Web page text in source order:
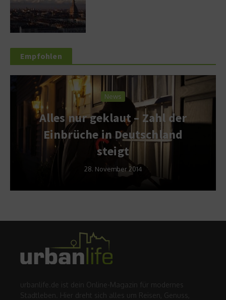
Empfohlen
News
Alles nur geklaut – Zahl der
Einbrüche in Deutschland
steigt
28. November 2014
urbanlife.de ist dein Online-Magazin für modernes
Stadtleben. Hier dreht sich alles um Reisen, Genuss,